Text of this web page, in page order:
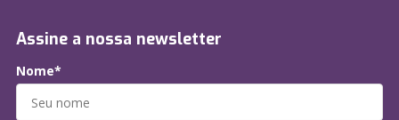
Assine a nossa newsletter
Nome*